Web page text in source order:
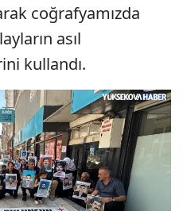
coğrafyamızda
asıl
kullandı.